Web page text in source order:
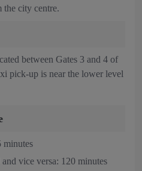
city centre.
between Gates 3 and 4 of
pick-up is near the lower level
minutes
vice versa: 120 minutes